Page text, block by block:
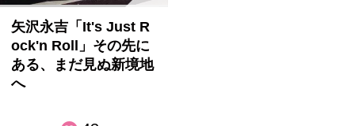
矢沢永吉「It's Just R
ock'n Roll」その先に
ある、まだ見ぬ新境地
へ